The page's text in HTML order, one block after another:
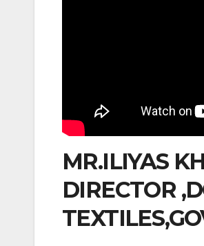
MR.ILIYAS
DIRECTOR